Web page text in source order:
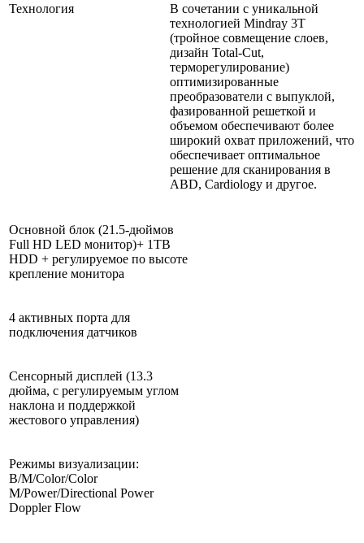
Технология
В сочетании с уникальной
технологией Mindray 3T
(тройное совмещение слоев,
дизайн Total-Cut,
терморегулирование)
оптимизированные
преобразователи с выпуклой,
фазированной решеткой и
объемом обеспечивают более
широкий охват приложений, что
обеспечивает оптимальное
решение для сканирования в
ABD, Cardiology и другое.
Основной блок (21.5-дюймов
Full HD LED монитор)+ 1TB
HDD + регулируемое по высоте
крепление монитора
4 активных порта для
подключения датчиков
Сенсорный дисплей (13.3
дюйма, с регулируемым углом
наклона и поддержкой
жестового управления)
Режимы визуализации:
B/M/Color/Color
M/Power/Directional Power
Doppler Flow